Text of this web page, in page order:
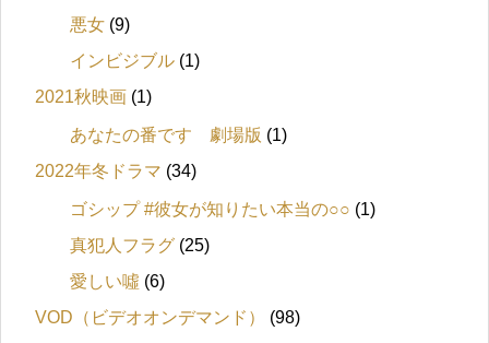
悪女 (9)
インビジブル (1)
2021秋映画 (1)
あなたの番です 劇場版 (1)
2022年冬ドラマ (34)
ゴシップ #彼女が知りたい本当の○○ (1)
真犯人フラグ (25)
愛しい噓 (6)
VOD（ビデオオンデマンド）
(98)